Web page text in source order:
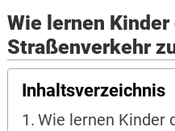
Wie lernen Kinder
Straßenverkehr
Inhaltsverzeichnis
Wie lernen Kinder